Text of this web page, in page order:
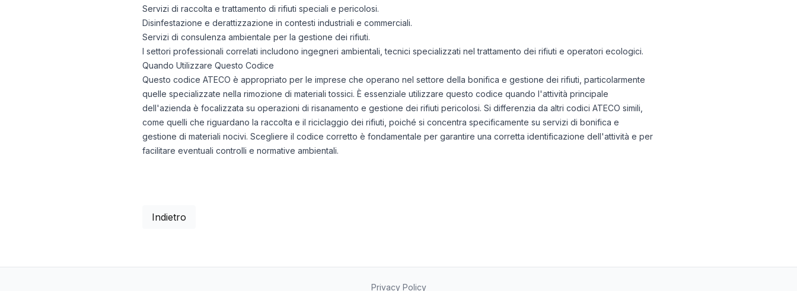
Servizi di raccolta e trattamento di rifiuti speciali e pericolosi.
Disinfestazione e derattizzazione in contesti industriali e commerciali.
Servizi di consulenza ambientale per la gestione dei rifiuti.
I settori professionali correlati includono ingegneri ambientali, tecnici specializzati nel trattamento dei rifiuti e operatori ecologici.
Quando Utilizzare Questo Codice
Questo codice ATECO è appropriato per le imprese che operano nel settore della bonifica e gestione dei rifiuti, particolarmente
quelle specializzate nella rimozione di materiali tossici. È essenziale utilizzare questo codice quando l'attività principale
dell'azienda è focalizzata su operazioni di risanamento e gestione dei rifiuti pericolosi. Si differenzia da altri codici ATECO simili,
come quelli che riguardano la raccolta e il riciclaggio dei rifiuti, poiché si concentra specificamente su servizi di bonifica e
gestione di materiali nocivi. Scegliere il codice corretto è fondamentale per garantire una corretta identificazione dell'attività e per
facilitare eventuali controlli e normative ambientali.
Indietro
Privacy Policy